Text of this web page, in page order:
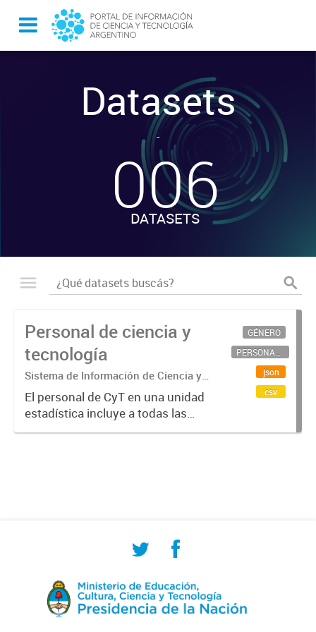
Datasets
-
006
DATASETS
Personal de ciencia y
tecnología
Sistema de Información de Ciencia y
Tecnología Argentino (SICYTAR)
El personal de CyT en una unidad
estadística incluye a todas las
personas involucradas
GÉNERO
PERSONAL CIENTÍFICO-TECNOLÓGICO
json
csv